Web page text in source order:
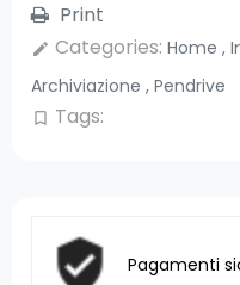
Print
edit Categories: Home ,
Archiviazione , Pendrive
bookmark_border Tags:
Pagamenti